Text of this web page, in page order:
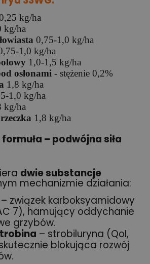
kg/ha
kg/ha
0,75-1,0 kg/ha
1,0 kg/ha
1,0-1,5 kg/ha
osłonami - stężenie 0,2%
1,8 kg/ha
1,0 kg/ha
kg/ha
1,8 kg/ha
– podwójna siła
dwie substancje
mechanizmie działania:
– związek karboksyamidowy
7), hamujący oddychanie
grzybów.
– strobiluryna (QoI,
skutecznie blokująca rozwój